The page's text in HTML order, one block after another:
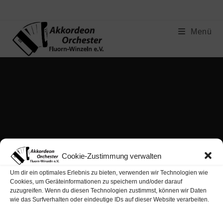
Cookie-Zustimmung verwalten
Um dir ein optimales Erlebnis zu bieten, verwenden wir Technologien wie
Cookies, um Geräteinformationen zu speichern und/oder darauf
zuzugreifen. Wenn du diesen Technologien zustimmst, können wir Daten
wie das Surfverhalten oder eindeutige IDs auf dieser Website verarbeiten.
Menü
Impressum Datenschutzerklärung Cookie-Richtlinie (EU)
Apitzsch Computer